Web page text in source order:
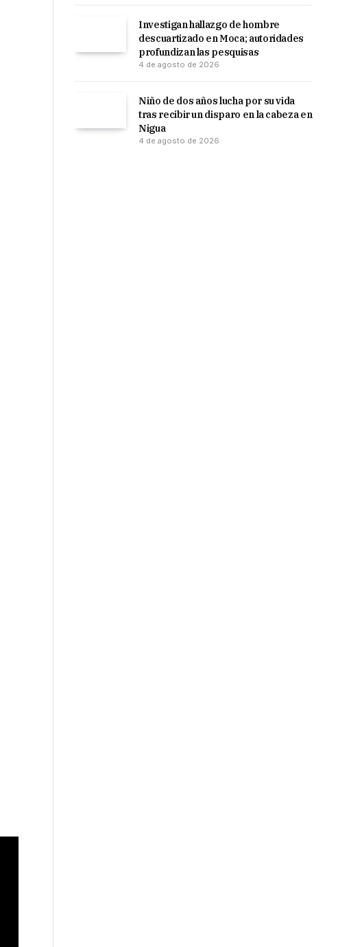
Investigan hallazgo de hombre
descuartizado en Moca; autoridades
profundizan las pesquisas
4 de agosto de 2026
Niño de dos años lucha por su vida
tras recibir un disparo en la cabeza en
Nigua
4 de agosto de 2026